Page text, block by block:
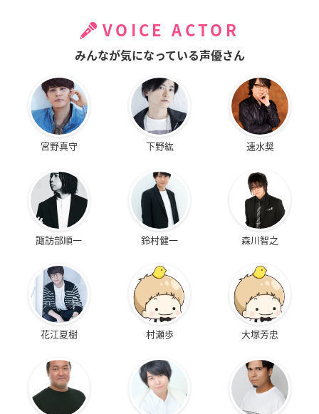
VOICE ACTOR
みんなが気になっている声優さん
宮野真守 下野紘 速水奨
諏訪部順一 鈴村健一 森川智之
花江夏樹 村瀬歩 大塚芳忠